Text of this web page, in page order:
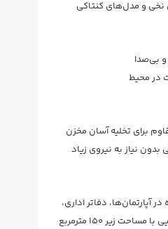
نخی و مدل‌های کنتاکی
در محیط
برای تخلیه آسان مخزن
بدون نیاز به نیروی زیاد
آپارتمان‌ها، دفاتر اداری،
زیر 150 مترمربع